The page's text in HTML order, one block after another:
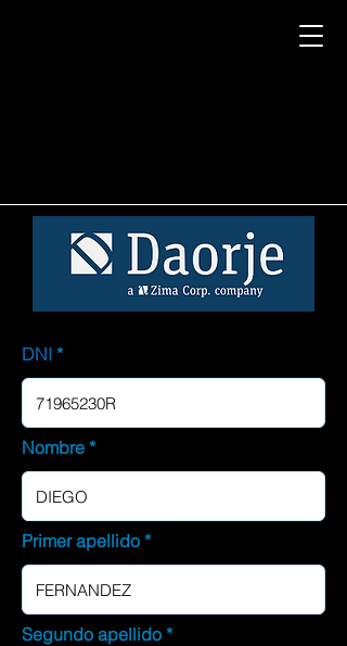
DNI
Nombre
Primer apellido
Segundo apellido